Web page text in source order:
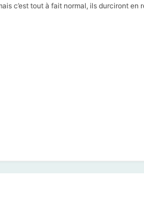
c’est tout à fait normal, ils durciront en